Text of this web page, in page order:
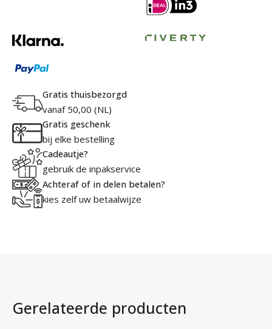
Gratis thuisbezorgd
vanaf 50,00 (NL)
Gratis geschenk
bij elke bestelling
Cadeautje?
gebruik de inpakservice
Achteraf of in delen betalen?
kies zelf uw betaalwijze
Gerelateerde producten